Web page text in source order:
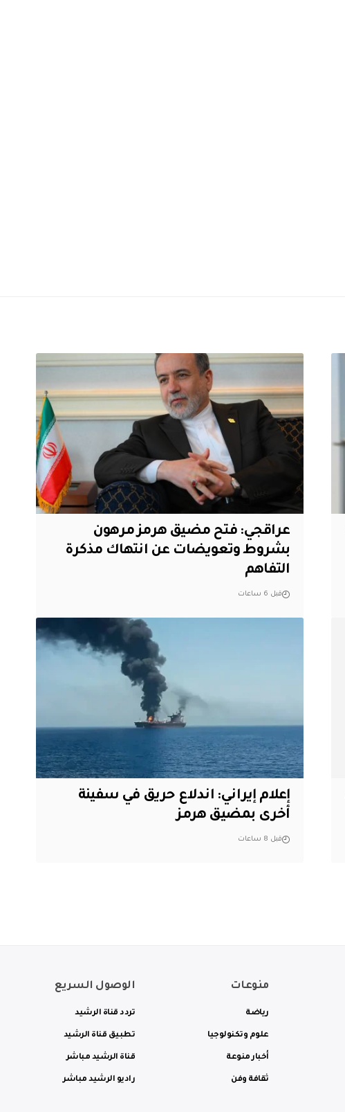
عراقجي: فتح مضيق هرمز مرهون
بشروط وتعويضات عن انتهاك مذكرة
التفاهم
قبل 6 ساعات
إعلام إيراني: اندلاع حريق في سفينة
أخرى بمضيق هرمز
قبل 8 ساعات
منوعات
رياضة
علوم وتكنولوجيا
أخبار منوعة
ثقافة وفن
الوصول السريع
تردد قناة الرشيد
تطبيق قناة الرشيد
قناة الرشيد مباشر
راديو الرشيد مباشر